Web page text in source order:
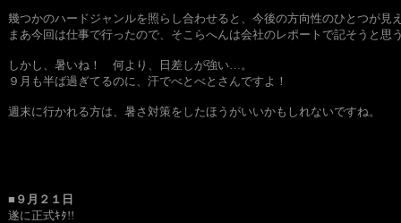
幾つかのハードジャンルを照らし合わせると、今後の方向性のひとつが見
まあ今回は仕事で行ったので、そこらへんは会社のレポートで記そうと思
しかし、暑いね！ 何より、日差しが強い…。
９月も半ば過ぎてるのに、汗でべとべとさんですよ！
週末に行かれる方は、暑さ対策をしたほうがいいかもしれないですね。
■９月２１日
遂に正式ｷﾀ!!